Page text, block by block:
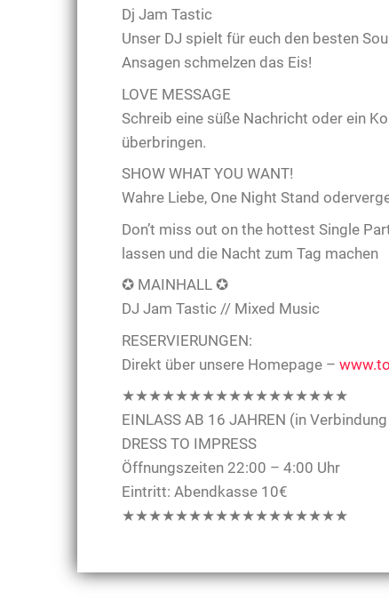
Dj Jam Tastic
Unser DJ spielt für euch den besten
Ansagen schmelzen das Eis!
LOVE MESSAGE
Schreib eine süße Nachricht oder ein
überbringen.
SHOW WHAT YOU WANT!
Wahre Liebe, One Night Stand
Don’t miss out on the hottest Single
lassen und die Nacht zum Tag machen
✪ MAINHALL ✪
DJ Jam Tastic // Mixed Music
RESERVIERUNGEN:
Direkt über unsere Homepage –
★★★★★★★★★★★★★★★★★
EINLASS AB 16 JAHREN (in
DRESS TO IMPRESS
Öffnungszeiten 22:00 – 4:00 Uhr
Eintritt: Abendkasse 10€
★★★★★★★★★★★★★★★★★